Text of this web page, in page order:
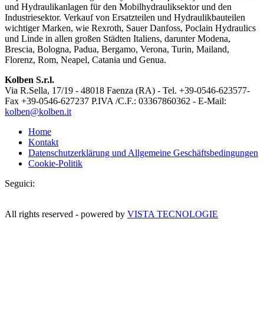
und Hydraulikanlagen für den Mobilhydrauliksektor und den
Industriesektor. Verkauf von Ersatzteilen und Hydraulikbauteilen
wichtiger Marken, wie Rexroth, Sauer Danfoss, Poclain Hydraulics
und Linde in allen großen Städten Italiens, darunter Modena,
Brescia, Bologna, Padua, Bergamo, Verona, Turin, Mailand,
Florenz, Rom, Neapel, Catania und Genua.
Kolben S.r.l.
Via R.Sella, 17/19 - 48018 Faenza (RA) - Tel. +39-0546-623577-
Fax +39-0546-627237 P.IVA /C.F.: 03367860362 - E-Mail:
kolben@kolben.it
Home
Kontakt
Datenschutzerklärung und Allgemeine Geschäftsbedingungen
Cookie-Politik
Seguici:
All rights reserved - powered by VISTA TECNOLOGIE